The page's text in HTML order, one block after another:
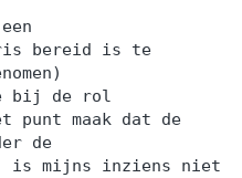
bereid is te
bij de rol
maak dat de
de
is mijns inziens niet